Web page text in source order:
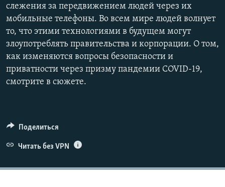
слежения за передвижением людей через их
мобильные телефоны. Во всем мире людей волнует
то, что этими технологиями в будущем могут
злоупотреблять правительства и корпорации. О том,
как изменяются вопросы безопасности и
приватности через призму пандемии COVID-19,
смотрите в сюжете.
Поделиться
Читать без VPN